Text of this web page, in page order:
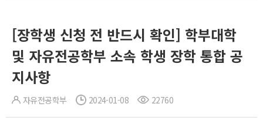
[장학생 신청 전 반드시 확인] 학부대학
및 자유전공학부 소속 학생 장학 통합 공
지사항
자유전공학부 2024-01-08 22760